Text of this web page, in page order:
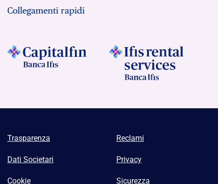
Collegamenti rapidi
Trasparenza Reclami
Dati Societari Privacy
Cookie Sicurezza